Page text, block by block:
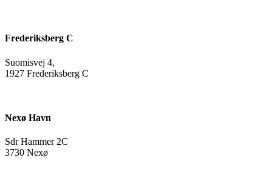
Frederiksberg C
Suomisvej 4,
1927 Frederiksberg C
Nexø Havn
Sdr Hammer 2C
3730 Nexø